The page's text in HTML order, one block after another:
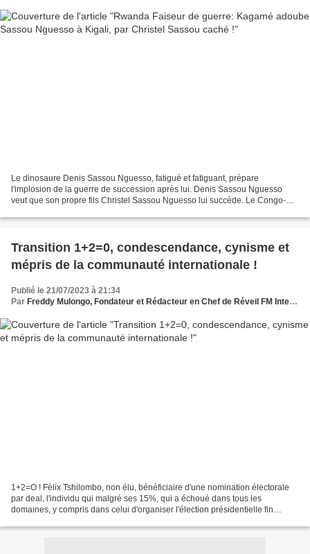
Le dinosaure Denis Sassou Nguesso, fatigué et fatiguant, prépare
l'implosion de la guerre de succession après lui. Denis Sassou Nguesso
veut que son propre fils Christel Sassou Nguesso lui succède. Le Congo-
Transition 1+2=0, condescendance, cynisme et
mépris de la communauté internationale !
Publié le 21/07/2023 à 21:34
Par Freddy Mulongo, Fondateur et Rédacteur en Chef de Réveil FM International
1+2=O ! Félix Tshilombo, non élu, bénéficiaire d'une nomination électorale
par deal, l'individu qui malgré ses 15%, qui a échoué dans tous les
domaines, y compris dans celui d'organiser l'élection présidentielle fin